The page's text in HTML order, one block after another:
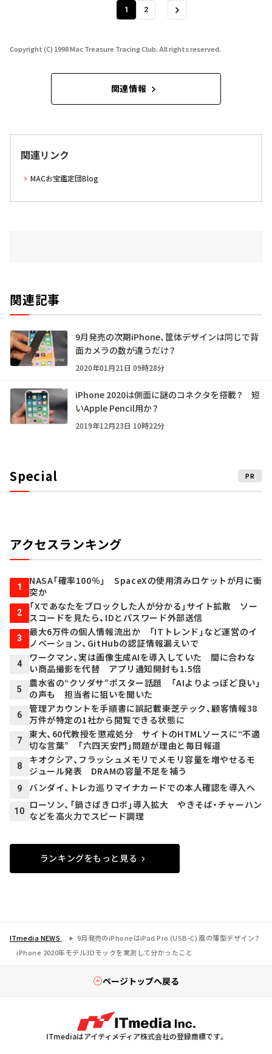
1 2
Copyright (C) 1998 Mac Treasure Tracing Club. All rights reserved.
関連情報
関連リンク
MACお宝鑑定団Blog
関連記事
9月発売の次期iPhone、筐体デザインは同じで背
面カメラの数が違うだけ？
2020年01月21日 09時28分
iPhone 2020は側面に謎のコネクタを搭載？ 短
いApple Pencil用か？
2019年12月23日 10時22分
Special PR
アクセスランキング
1
NASA「確率100％」 SpaceXの使用済みロケットが月に衝
突か
2
「Xであなたをブロックした人が分かる」サイト拡散 ソー
スコードを見たら、IDとパスワード外部送信
3
最大6万件の個人情報流出か 「ITトレンド」など運営のイ
ノベーション、GitHubの認証情報漏えいで
4
ワークマン、実は画像生成AIを導入していた 間に合わな
い商品撮影を代替 アプリ通知開封も1.5倍
5
農水省の“クソダサ”ポスター話題 「AIよりよっぽど良い」
の声も 担当者に狙いを聞いた
6
管理アカウントを手順書に誤記載――東芝テック、顧客情報38
万件が特定の1社から閲覧できる状態に
7
東大、60代教授を懲戒処分 サイトのHTMLソースに“不適
切な言葉” 「六四天安門」問題が理由と毎日報道
8
キオクシア、フラッシュメモリでメモリ容量を増やせるモ
ジュール発表 DRAMの容量不足を補う
9 バンダイ、トレカ巡りマイナカードでの本人確認を導入へ
10
ローソン、「鍋さばきロボ」導入拡大 やきそば・チャーハン
などを高火力でスピード調理
ランキングをもっと見る
ITmedia NEWS
9月発売のiPhoneはiPad Pro (USB-C) 風の薄型デザイン？
iPhone 2020年モデル3Dモックを実測して分かったこと
ページトップへ戻る
ITmediaはアイティメディア株式会社の登録商標です。